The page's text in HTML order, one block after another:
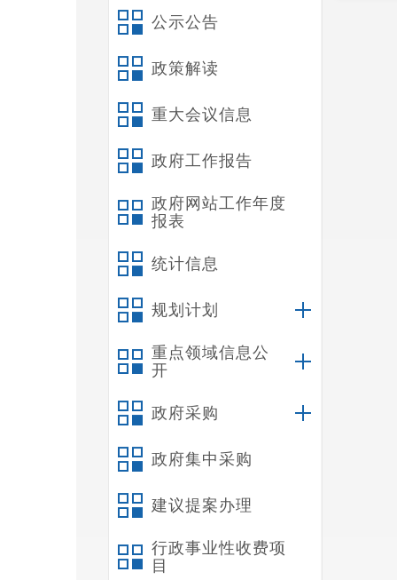
公示公告
政策解读
重大会议信息
政府工作报告
政府网站工作年度
报表
统计信息
规划计划
重点领域信息公
开
政府采购
政府集中采购
建议提案办理
行政事业性收费项
目